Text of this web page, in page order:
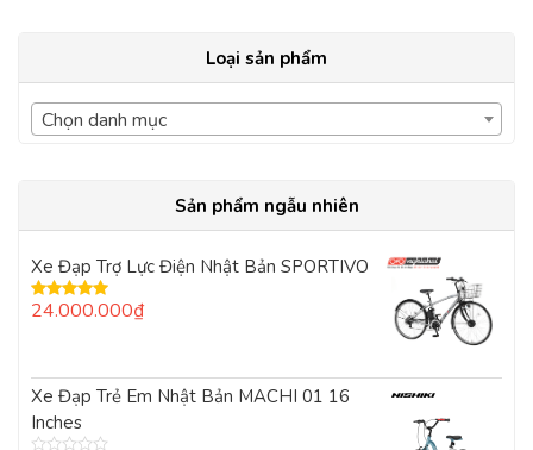
Loại sản phẩm
Chọn danh mục
Sản phẩm ngẫu nhiên
Xe Đạp Trợ Lực Điện Nhật Bản SPORTIVO
Được xếp
24.000.000₫
Xe Đạp Trẻ Em Nhật Bản MACHI 01 16
Inches